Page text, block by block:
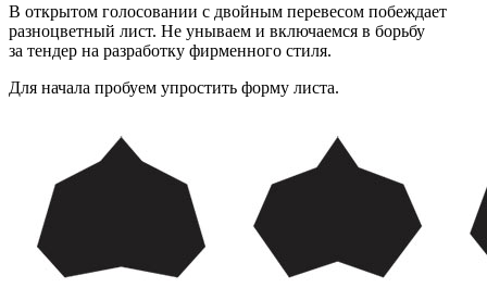
В открытом голосовании с двойным перевесом побеждает
разноцветный лист. Не унываем и включаемся в борьбу
за тендер на разработку фирменного стиля.
Для начала пробуем упростить форму листа.